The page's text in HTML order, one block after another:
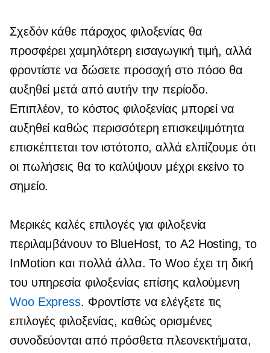
Σχεδόν κάθε πάροχος φιλοξενίας θα
προσφέρει χαμηλότερη εισαγωγική τιμή, αλλά
φροντίστε να δώσετε προσοχή στο πόσο θα
αυξηθεί μετά από αυτήν την περίοδο.
Επιπλέον, το κόστος φιλοξενίας μπορεί να
αυξηθεί καθώς περισσότερη επισκεψιμότητα
επισκέπτεται τον ιστότοπο, αλλά ελπίζουμε ότι
οι πωλήσεις θα το καλύψουν μέχρι εκείνο το
σημείο.
Μερικές καλές επιλογές για φιλοξενία
περιλαμβάνουν το BlueHost, το A2 Hosting, το
InMotion και πολλά άλλα. Το Woo έχει τη δική
του υπηρεσία φιλοξενίας επίσης καλούμενη
Woo Express. Φροντίστε να ελέγξετε τις
επιλογές φιλοξενίας, καθώς ορισμένες
συνοδεύονται από πρόσθετα πλεονεκτήματα,